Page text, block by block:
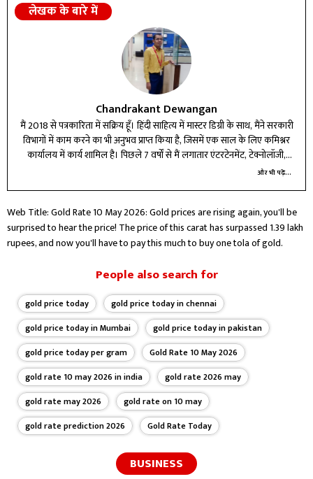
लेखक के बारे में
Chandrakant Dewangan
मैं 2018 से पत्रकारिता में सक्रिय हूँ। हिंदी साहित्य में मास्टर डिग्री के साथ, मैंने सरकारी
विभागों में काम करने का भी अनुभव प्राप्त किया है, जिसमें एक साल के लिए कमिश्नर
कार्यालय में कार्य शामिल है। पिछले 7 वर्षों से मैं लगातार एंटरटेनमेंट, टेक्नोलॉजी,
और भी पढ़ें...
Web Title: Gold Rate 10 May 2026: Gold prices are rising again, you'll be
surprised to hear the price! The price of this carat has surpassed 1.39 lakh
rupees, and now you'll have to pay this much to buy one tola of gold.
People also search for
gold price today
gold price today in chennai
gold price today in Mumbai
gold price today in pakistan
gold price today per gram
Gold Rate 10 May 2026
gold rate 10 may 2026 in india
gold rate 2026 may
gold rate may 2026
gold rate on 10 may
gold rate prediction 2026
Gold Rate Today
BUSINESS